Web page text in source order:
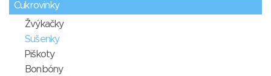
Cukrovinky
Žvýkačky
Sušenky
Piškoty
Bonbóny